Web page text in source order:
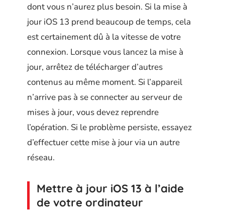
dont vous n’aurez plus besoin. Si la mise à
jour iOS 13 prend beaucoup de temps, cela
est certainement dû à la vitesse de votre
connexion. Lorsque vous lancez la mise à
jour, arrêtez de télécharger d’autres
contenus au même moment. Si l’appareil
n’arrive pas à se connecter au serveur de
mises à jour, vous devez reprendre
l’opération. Si le problème persiste, essayez
d’effectuer cette mise à jour via un autre
réseau.
Mettre à jour iOS 13 à l’aide
de votre ordinateur